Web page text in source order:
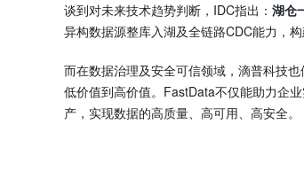
谈到对未来技术趋势判断，IDC指出： 湖仓
异构数据源整库入湖及全链路CDC能力，
而在数据治理及安全可信领域，滴普科技
低价值到高价值。FastData不仅能助力企
产，实现数据的高质量、高可用、高安全。